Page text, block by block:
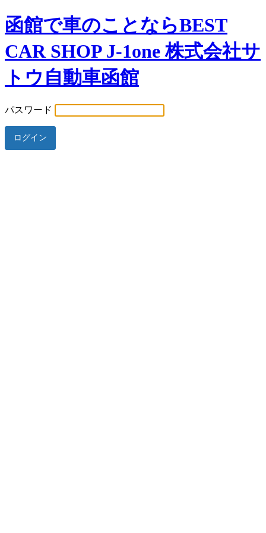
函館で車のことならBEST
CAR SHOP J-1one 株式会社サ
トウ自動車函館
パスワード